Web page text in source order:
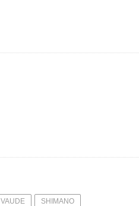
VAUDE SHIMANO